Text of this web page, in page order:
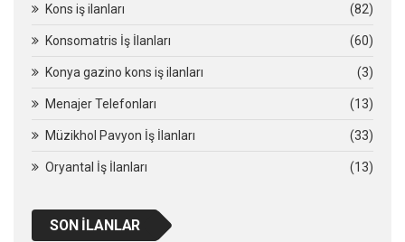
Kons iş ilanları (82)
Konsomatris İş İlanları (60)
Konya gazino kons iş ilanları (3)
Menajer Telefonları (13)
Müzikhol Pavyon İş İlanları (33)
Oryantal İş İlanları (13)
SON İLANLAR